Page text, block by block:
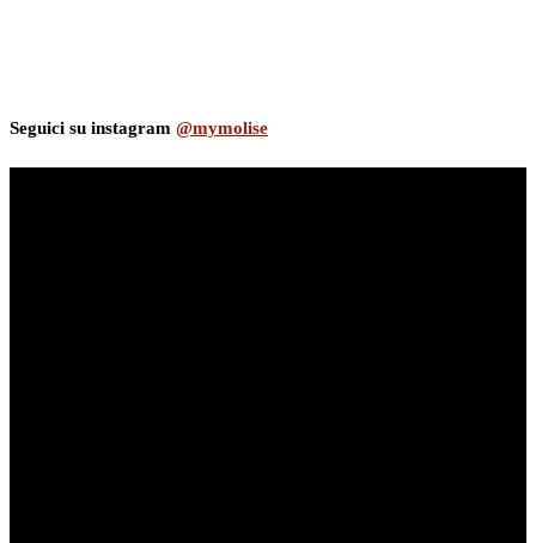
Seguici su instagram @mymolise